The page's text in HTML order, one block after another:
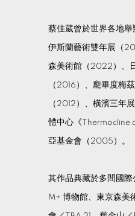
蔡佳葳曾於世界各地舉
伊斯蘭藝術雙年展（
森美術館（2022）、
（2016）、龐畢度梅
（2012）、橫濱三年
體中心《Thermocline
亞基金會（2005）。
其作品典藏於多間國
M+ 博物館、東京森美